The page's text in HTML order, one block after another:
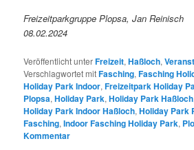
Freizeitparkgruppe Plopsa, Jan Reinisch
08.02.2024
Veröffentlicht unterFreizeit,Haßloch,
Verschlagwortet mitFasching,Fasching
Holiday Park Indoor,Freizeitpark Holiday
Plopsa,Holiday Park,Holiday Park Haßloch
Holiday Park Indoor Haßloch,Holiday Park
Fasching,Indoor Fasching Holiday Park,
Kommentar